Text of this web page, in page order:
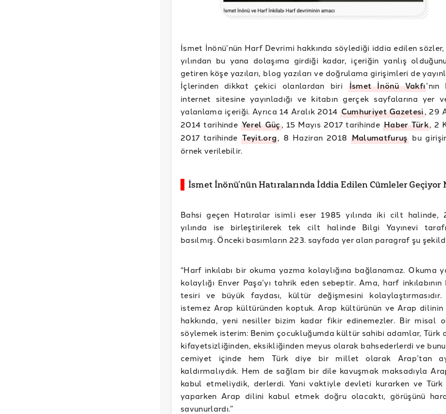
İsmet İnönü’nün Harf Devrimi hakkında söylediği iddia edilen
yılından bu yana dolaşıma girdiği kadar, içeriğin yanlış
getiren köşe yazıları, blog yazıları ve doğrulama girişimleri de
İçlerinden dikkat çekici olanlardan biri İsmet İnönü Vakfı
internet sitesine yayınladığı ve kitabın gerçek sayfalarına yer
yalanlama içeriği. Ayrıca 14 Aralık 2014 Cumhuriyet Gazetesi, 29
2014 tarihindeYerel Güç, 15 Mayıs 2017 tarihindeHaber Türk, 2
2017 tarihindeTeyit.org, 8 Haziran 2018 Malumatfuruşbu
örnek verilebilir.
İsmet İnönü’nün Hatıralarında İddia Edilen Cümleler Geçiyor
Bahsi geçen Hatıralar isimli eser 1985 yılında iki cilt halinde,
yılında ise birleştirilerek tek cilt halinde Bilgi Yayınevi
basılmış. Önceki basımların 223. sayfada yer alan paragraf şu
“Harf inkılabı bir okuma yazma kolaylığına bağlanamaz. Okuma
kolaylığı Enver Paşa’yı tahrik eden sebeptir. Ama, harf inkılabının
tesiri ve büyük faydası, kültür değişmesini
istemez Arap kültüründen koptuk. Arap kültürünün ve Arap dilinin
hakkında, yeni nesiller bizim kadar fikir edinemezler. Bir misal
söylemek isterim: Benim çocukluğumda kültür sahibi adamlar, Türk
kifayetsizliğinden, eksikliğinden meyus olarak bahsederlerdi ve
cemiyet içinde hem Türk diye bir millet olarak Arap’tan
kaldırmalıydık. Hem de sağlam bir dile kavuşmak maksadıyla
kabul etmeliydik, derlerdi. Yani vaktiyle devleti kurarken ve
yaparken Arap dilini kabul etmek doğru olacaktı, görüşünü
savunurlardı.”